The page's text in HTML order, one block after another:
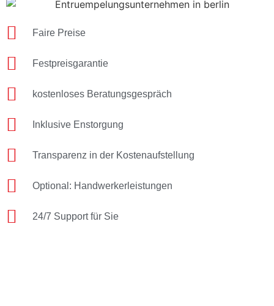
Faire Preise
Festpreisgarantie
kostenloses Beratungsgespräch
Inklusive Enstorgung
Transparenz in der Kostenaufstellung
Optional: Handwerkerleistungen
24/7 Support für Sie